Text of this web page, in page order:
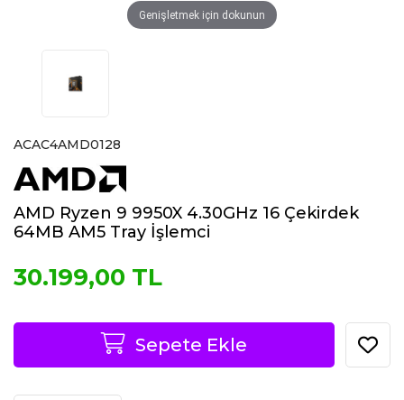
Genişletmek için dokunun
ACAC4AMD0128
AMD Ryzen 9 9950X 4.30GHz 16 Çekirdek
64MB AM5 Tray İşlemci
30.199,00 TL
Sepete Ekle